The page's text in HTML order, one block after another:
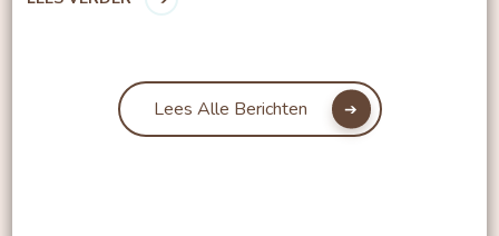
Lees Alle Berichten